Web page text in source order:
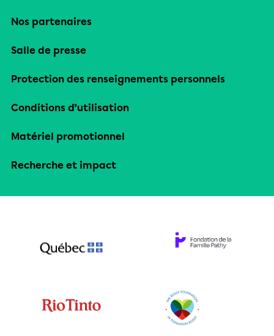
Nos partenaires
Salle de presse
Protection des renseignements personnels
Conditions d’utilisation
Matériel promotionnel
Recherche et impact